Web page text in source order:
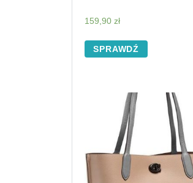
159,90 zł
SPRAWDŹ